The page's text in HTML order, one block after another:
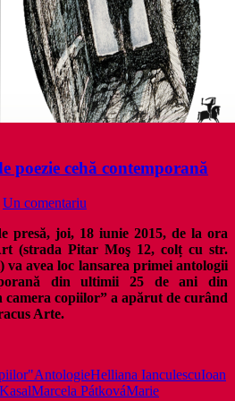
poezie cehă contemporană
Un comentariu
presă, joi, 18 iunie 2015, de la ora
(strada Pitar Moş 12, colț cu str.
va avea loc lansarea primei antologii
din ultimii 25 de ani din
copiilor” a apărut de curând
Arte.
AntologieHelliana IanculescuIoan
Marcela PátkováMarie